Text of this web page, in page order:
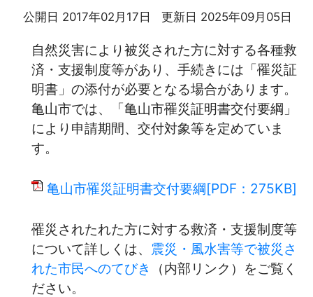
公開日 2017年02月17日
更新日 2025年09月05日
自然災害により被災された方に対する各種救
済・支援制度等があり、手続きには「罹災証
明書」の添付が必要となる場合があります。
亀山市では、「亀山市罹災証明書交付要綱」
により申請期間、交付対象等を定めていま
す。
亀山市罹災証明書交付要綱[PDF：275KB]
罹災されたれた方に対する救済・支援制度等
について詳しくは、 震災・風水害等で被災さ
れた市民へのてびき
（内部リンク）をご覧く
ださい。